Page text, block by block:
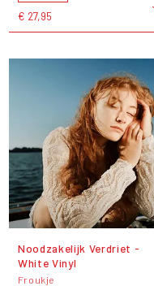
€ 27,95
Noodzakelijk Verdriet -
White Vinyl
Froukje